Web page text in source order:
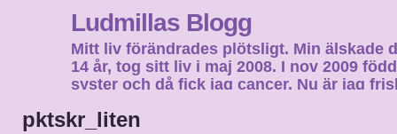
Ludmillas Blogg
Mitt liv förändrades plötsligt. Min älskade
14 år, tog sitt liv i maj 2008. I nov 2009
syster och då fick jag cancer. Nu är jag
pktskr_liten